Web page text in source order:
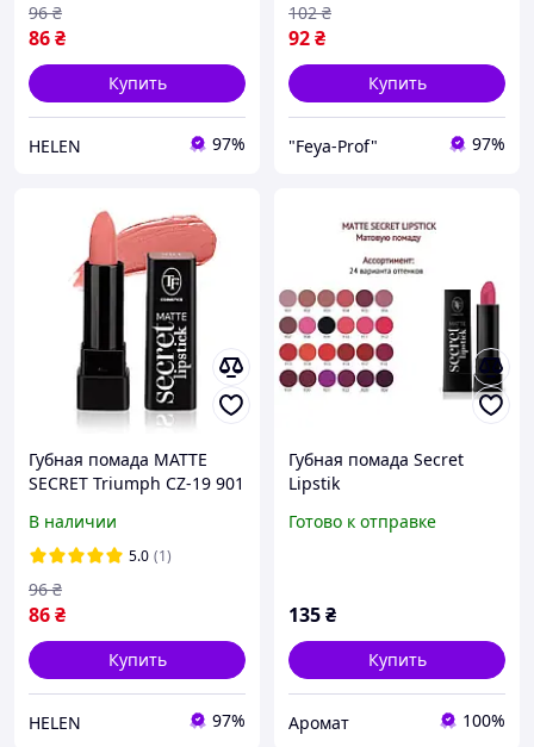
86₴
96 ₴
Купить
HELEN 97%
92₴
102 ₴
Купить
"Feya-Prof" 97%
Губная помада MATTE
SECRET Triumph CZ-19 901
В наличии
5.0 (1)
86₴
96 ₴
Купить
HELEN 97%
Губная помада Secret
Lipstik
Готово к отправке
135₴
Купить
Аромат 100%